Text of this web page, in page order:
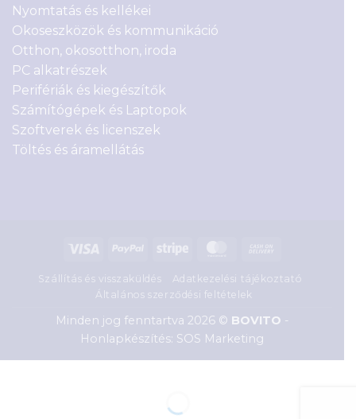
Nyomtatás és kellékei
Okoseszközök és kommunikáció
Otthon, okosotthon, iroda
PC alkatrészek
Perifériák és kiegészítők
Számítógépek és Laptopok
Szoftverek és licenszek
Töltés és áramellátás
Visa PayPal Stripe MasterCard
Delivery
Szállítás és visszaküldés
Adatkezelési tájékoztató
Általános szerződési feltételek
Minden jog fenntartva 2026 © BOVITO -
Honlapkészítés: SOS Marketing